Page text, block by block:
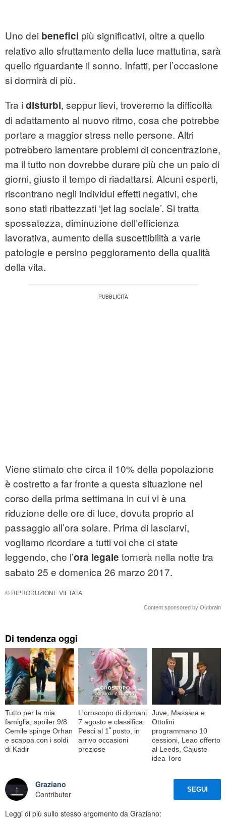
Uno dei benefici più significativi, oltre a quello
relativo allo sfruttamento della luce mattutina, sarà
quello riguardante il sonno. Infatti, per l’occasione
si dormirà di più.
Tra i disturbi, seppur lievi, troveremo la difficoltà
di adattamento al nuovo ritmo, cosa che potrebbe
portare a maggior stress nelle persone. Altri
potrebbero lamentare problemi di concentrazione,
ma il tutto non dovrebbe durare più che un paio di
giorni, giusto il tempo di riadattarsi. Alcuni esperti,
riscontrano negli individui effetti negativi, che
sono stati ribattezzati ‘jet lag sociale’. Si tratta
spossatezza, diminuzione dell’efficienza
lavorativa, aumento della suscettibilità a varie
patologie e persino peggioramento della qualità
della vita.
Viene stimato che circa il 10% della popolazione
è costretto a far fronte a questa situazione nel
corso della prima settimana in cui vi è una
riduzione delle ore di luce, dovuta proprio al
passaggio all’ora solare. Prima di lasciarvi,
vogliamo ricordare a tutti voi che ci state
leggendo, che l’ora legale tornerà nella notte tra
sabato 25 e domenica 26 marzo 2017.
© RIPRODUZIONE VIETATA
Content sponsored by Outbrain
Di tendenza oggi
Tutto per la mia
famiglia, spoiler 9/8:
Cemile spinge Orhan
e scappa con i soldi
di Kadir
L'oroscopo di domani
7 agosto e classifica:
Pesci al 1ﾟposto, in
arrivo occasioni
preziose
Juve, Massara e
Ottolini
programmano 10
cessioni, Leao offerto
al Leeds, Cajuste
idea Toro
Graziano
Contributor
SEGUI
Leggi di più sullo stesso argomento da Graziano: